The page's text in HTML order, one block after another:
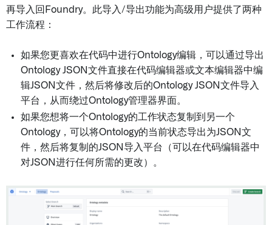
再导入回Foundry。此导入/导出功能为高级用户提供了两种
工作流程：
如果您更喜欢在代码中进行Ontology编辑，可以通过导出
Ontology JSON文件直接在代码编辑器或文本编辑器中编
辑JSON文件，然后将修改后的Ontology JSON文件导入
平台，从而绕过Ontology管理器界面。
如果您想将一个Ontology的工作状态复制到另一个
Ontology，可以将Ontology的当前状态导出为JSON文
件，然后将复制的JSON导入平台（可以在代码编辑器中
对JSON进行任何所需的更改）。